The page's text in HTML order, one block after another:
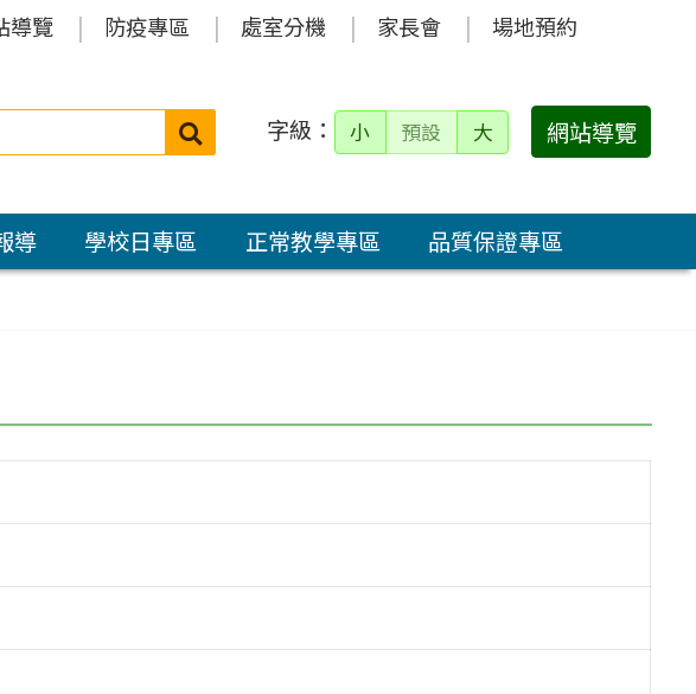
導覽 防疫專區 處室分機 家長會 場地預約
搜
字級： 小 預設 大 網站導覽
導 學校日專區 正常教學專區
品質保證專區